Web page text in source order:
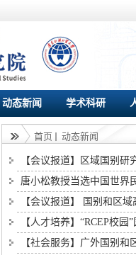
动态新闻 学术科研
首页 动态新闻
【会议报道】区域国别
唐小松教授当选中国世界
【会议报道】 国别和区
【人才培养】“RCEP校
【社会服务】广外国别